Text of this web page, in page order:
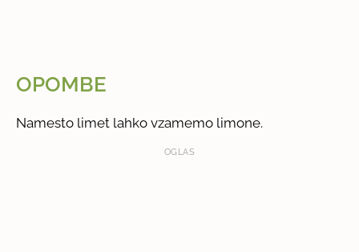
OPOMBE
Namesto limet lahko vzamemo limone.
OGLAS